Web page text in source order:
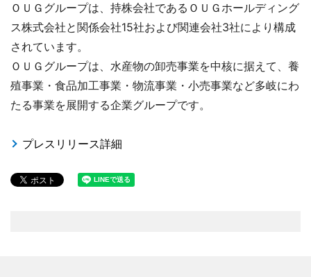
ＯＵＧグループは、持株会社であるＯＵＧホールディング
ス株式会社と関係会社15社および関連会社3社により構成
されています。
ＯＵＧグループは、水産物の卸売事業を中核に据えて、養
殖事業・食品加工事業・物流事業・小売事業など多岐にわ
たる事業を展開する企業グループです。
プレスリリース詳細